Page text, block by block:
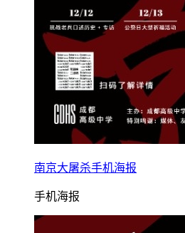
南京大屠杀手机海报
手机海报